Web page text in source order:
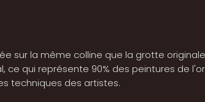
sur la même colline que la grotte
ce qui représente 90% des peintures de
techniques des artistes.